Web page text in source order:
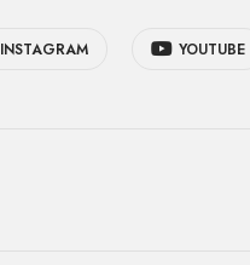
INSTAGRAM YOUTUBE